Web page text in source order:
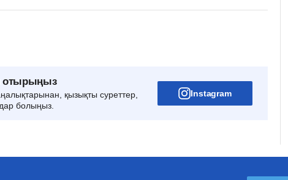
отырыңыз
қызықты суреттер,
болыңыз.
Instagram